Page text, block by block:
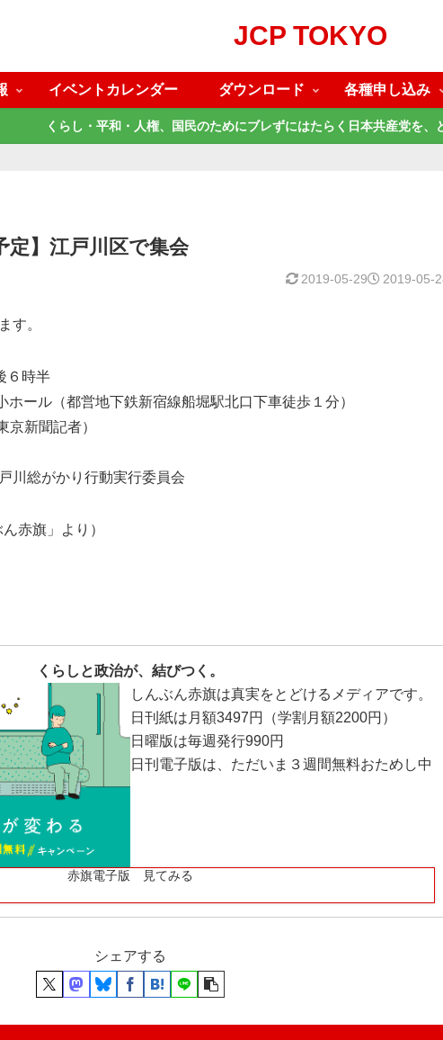
JCP TOKYO
イベントカレンダー ダウンロード 各種申し込み
くらし・平和・人権、国民のためにブレずにはたらく日本共産党を、
定】江戸川区で集会
2019-05-
2019-05-29
す。
６時半
ホール（都営地下鉄新宿線船堀駅北口下車徒歩１分）
京新聞記者）
川総がかり行動実行委員会
赤旗」より）
くらしと政治が、結びつく。
しんぶん赤旗は真実をとどけるメディアです。
日刊紙は月額3497円（学割月額2200円）
日曜版は毎週発行990円
日刊電子版は、ただいま３週間無料おためし中
赤旗電子版 見てみる
シェアする